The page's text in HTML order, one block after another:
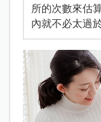
所的次數來估
內就不必太過